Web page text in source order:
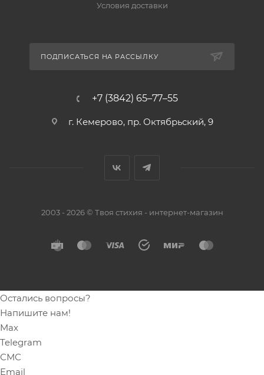
Условия доставки
ПОДПИСАТЬСЯ НА РАССЫЛКУ
+7 (3842) 65–77–55
г. Кемерово, пр. Октябрьский, 9
2003 - 2026 © Твоя стихия - интернет-магазин
Остались вопросы?
Напишите нам!
Max
Telegram
СМС
Email